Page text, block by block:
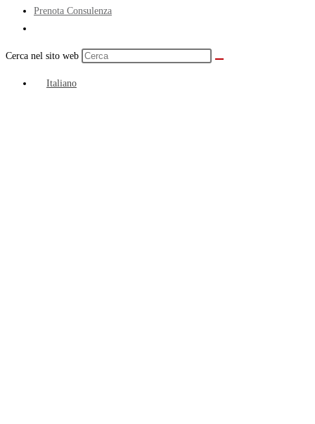
Prenota Consulenza
Cerca nel sito web
Italiano